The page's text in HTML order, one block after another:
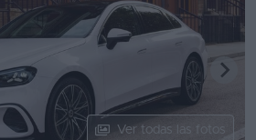
Ver todas las fotos